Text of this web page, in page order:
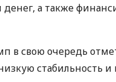
а также
в свою очередь
стабильность и